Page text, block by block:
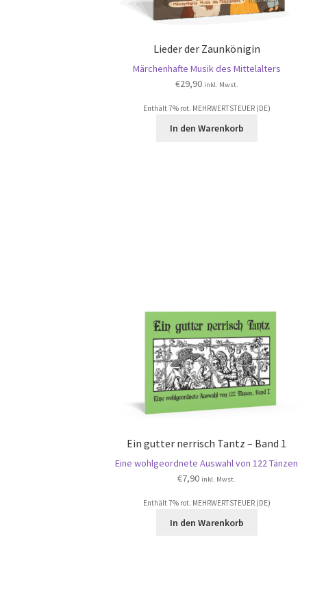
Lieder der Zaunkönigin
Märchenhafte Musik des Mittelalters
€29,90 inkl. Mwst.
Enthält 7% rot. MEHRWERTSTEUER (DE)
In den Warenkorb
Ein gutter nerrisch Tantz – Band 1
Eine wohlgeordnete Auswahl von 122 Tänzen
€7,90 inkl. Mwst.
Enthält 7% rot. MEHRWERTSTEUER (DE)
In den Warenkorb